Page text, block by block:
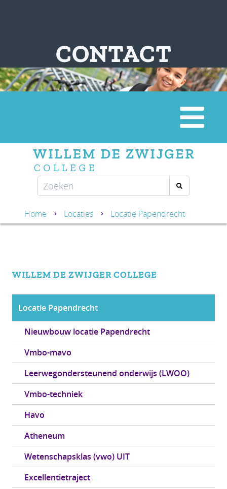
CONTACT
Home Locaties Locatie Papendrecht
WILLEM DE ZWIJGERCOLLEGE
Locatie Papendrecht
Nieuwbouw locatie Papendrecht
Vmbo-mavo
Leerwegondersteunend onderwijs (LWOO)
Vmbo-techniek
Havo
Atheneum
Wetenschapsklas (vwo) UIT
Excellentietraject